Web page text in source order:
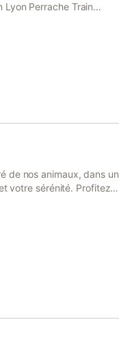
Perrache Train
de nos animaux, dans un
votre sérénité. Profitez
pour se ressourcer en